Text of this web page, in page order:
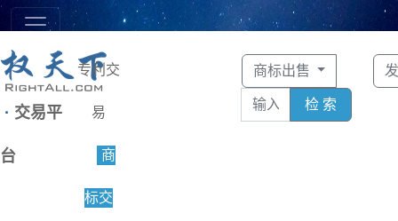
· 交易平
台
专利交
易
商
标交
商标出售
检 索